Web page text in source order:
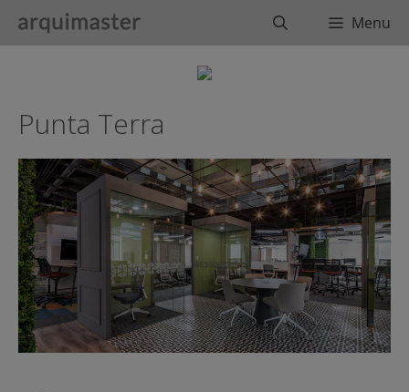
BuscarMenu
Punta Terra